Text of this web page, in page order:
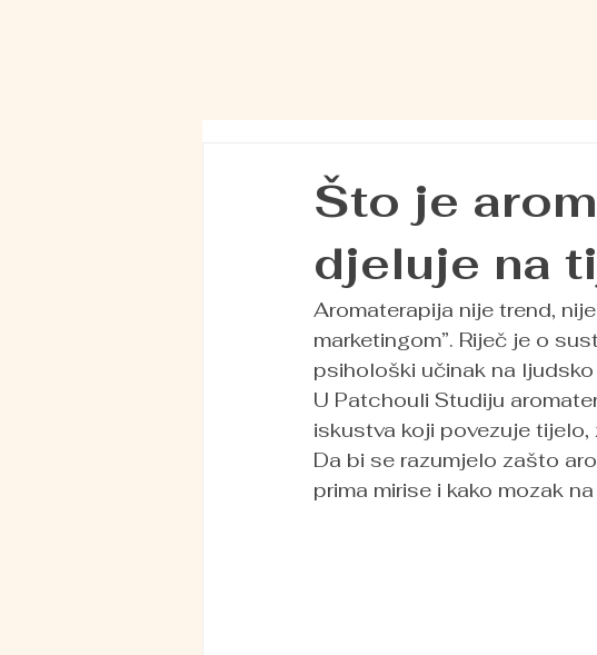
Što je
djeluje na
Aromaterapija nije trend,
marketingom”. Riječ je o
psihološki učinak na
U Patchouli Studiju
iskustva koji povezuje
Da bi se razumjelo zašto
prima mirise i kako mozak